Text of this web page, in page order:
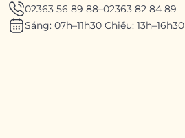
02363 56 89 88–02363 82 84 89
Sáng: 07h–11h30 Chiều: 13h–16h30